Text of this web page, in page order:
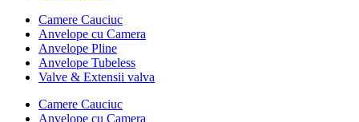
Camere Cauciuc
Anvelope cu Camera
Anvelope Pline
Anvelope Tubeless
Valve & Extensii valva
Camere Cauciuc
Anvelope cu Camera